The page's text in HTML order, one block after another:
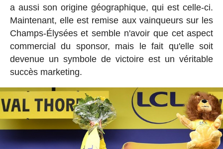
a aussi son origine géographique, qui est celle-ci.
Maintenant, elle est remise aux vainqueurs sur les
Champs-Élysées et semble n'avoir que cet aspect
commercial du sponsor, mais le fait qu'elle soit
devenue un symbole de victoire est un véritable
succès marketing.